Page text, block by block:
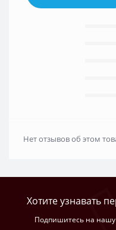
Нет отзывов об этом
Хотите узнавать
Подпишитесь на нашу